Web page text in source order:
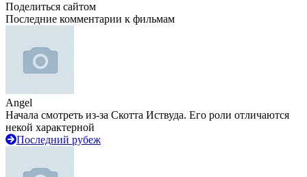
Поделиться сайтом
Последние комментарии к фильмам
Angel
Начала смотреть из-за Скотта Иствуда. Его роли отличаются
некой характерной
Последний рубеж